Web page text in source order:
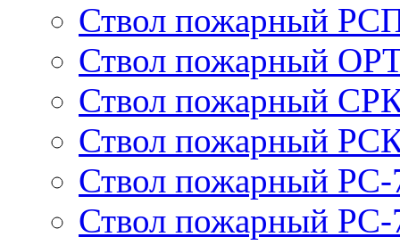
Ствол пожарный
Ствол пожарный
Ствол пожарный
Ствол пожарный
Ствол пожарный РС-
Ствол пожарный РС-